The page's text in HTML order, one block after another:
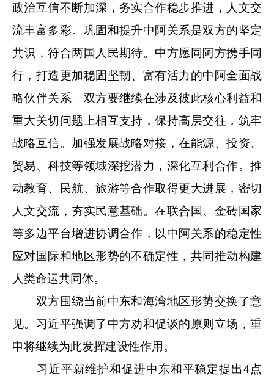
政治互信不断加深，务实合作稳步推进，人文交
流丰富多彩。巩固和提升中阿关系是双方的坚定
共识，符合两国人民期待。中方愿同阿方携手同
行，打造更加稳固坚韧、富有活力的中阿全面战
略伙伴关系。双方要继续在涉及彼此核心利益和
重大关切问题上相互支持，保持高层交往，筑牢
战略互信。加强发展战略对接，在能源、投资、
贸易、科技等领域深挖潜力，深化互利合作。推
动教育、民航、旅游等合作取得更大进展，密切
人文交流，夯实民意基础。在联合国、金砖国家
等多边平台增进协调合作，以中阿关系的稳定性
应对国际和地区形势的不确定性，共同推动构建
人类命运共同体。
双方围绕当前中东和海湾地区形势交换了意
见。习近平强调了中方劝和促谈的原则立场，重
申将继续为此发挥建设性作用。
习近平就维护和促进中东和平稳定提出4点